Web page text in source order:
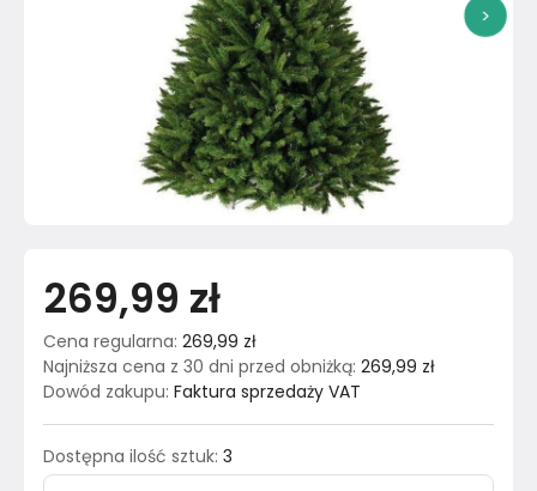
>
269,99 zł
Cena regularna: 269,99 zł
Najniższa cena z 30 dni przed obniżką: 269,99 zł
Dowód zakupu: Faktura sprzedaży VAT
Dostępna ilość sztuk: 3